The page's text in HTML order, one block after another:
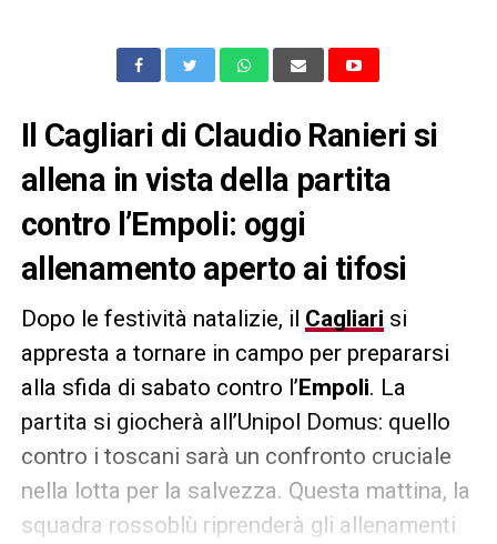
Il Cagliari di Claudio Ranieri si
allena in vista della partita
contro l’Empoli: oggi
allenamento aperto ai tifosi
Dopo le festività natalizie, il Cagliari si
appresta a tornare in campo per prepararsi
alla sfida di sabato contro l’Empoli. La
partita si giocherà all’Unipol Domus: quello
contro i toscani sarà un confronto cruciale
nella lotta per la salvezza. Questa mattina, la
squadra rossoblù riprenderà gli allenamenti